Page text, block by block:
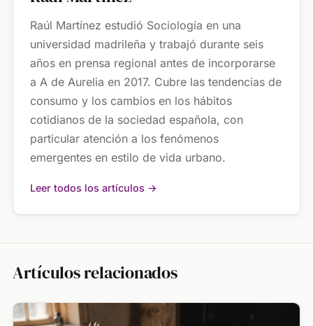
Raúl Martínez estudió Sociología en una
universidad madrileña y trabajó durante seis
años en prensa regional antes de incorporarse
a A de Aurelia en 2017. Cubre las tendencias de
consumo y los cambios en los hábitos
cotidianos de la sociedad española, con
particular atención a los fenómenos
emergentes en estilo de vida urbano.
Leer todos los artículos →
Artículos relacionados